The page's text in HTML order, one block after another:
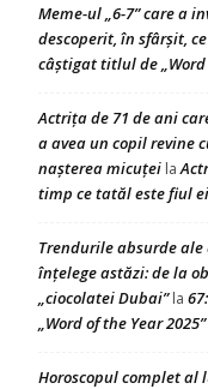
Meme-ul „6-7” care a
descoperit, în sfârșit,
câștigat titlul de „Word
Actrița de 71 de ani
a avea un copil revine
nașterea micuței la
timp ce tatăl este fiul
Trendurile absurde
înțelege astăzi: de la
„ciocolatei Dubai”la
„Word of the Year 2025”
Horoscopul complet al